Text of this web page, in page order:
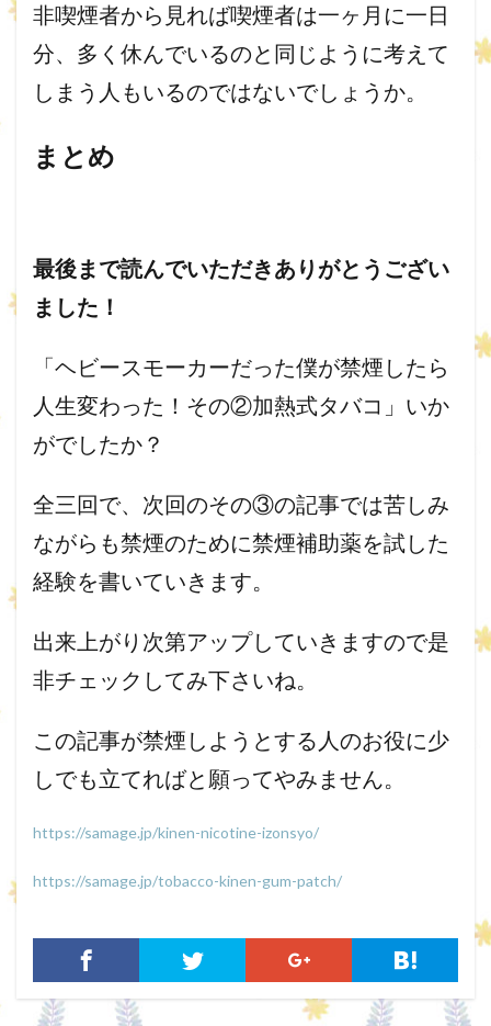
非喫煙者から見れば喫煙者は一ヶ月に一日
分、 多く休んでいるのと同じように考えて
しまう人もいるのではないでしょうか。
まとめ
最後まで読んでいただきありがとうござい
ました！
「ヘビースモーカーだった僕が禁煙したら
人生変わった！その②加熱式タバコ」いか
がでしたか？
全三回で、次回のその③の記事では苦しみ
ながらも禁煙のために禁煙補助薬を試した
経験を書いていきます。
出来上がり次第アップしていきますので是
非チェックしてみ下さいね。
この記事が禁煙しようとする人のお役に少
しでも立てればと願ってやみません。
https://samage.jp/kinen-nicotine-izonsyo/
https://samage.jp/tobacco-kinen-gum-patch/